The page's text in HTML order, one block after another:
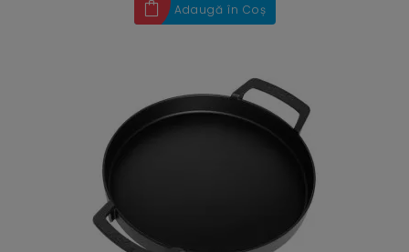
Adaugă în Coș